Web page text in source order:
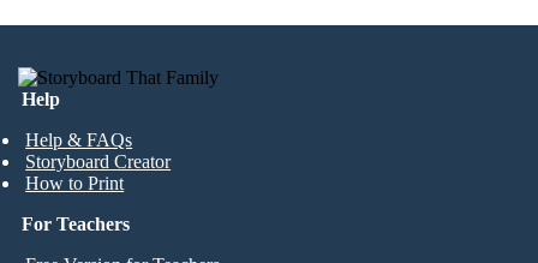
Help
Help & FAQs
Storyboard Creator
How to Print
For Teachers